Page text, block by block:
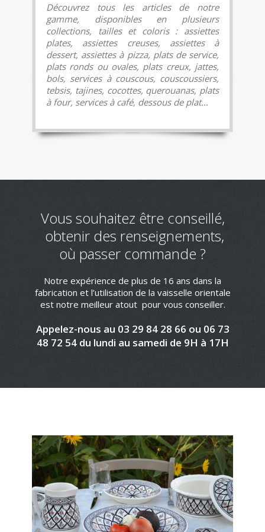
Découvrez tous les articles de notre
gamme, disponibles en plusieurs
collections, tailles et coloris : assiettes
plates, assiettes creuses, assiettes à
dessert, assiettes à pizza, plats de service,
plats ronds ou ovales, plats creux, jattes,
bols, services à couscous, couscoussiers,
tebsis, tajines, cocottes, querouanas, plats
à four, services à café, dessous de plat…
Vous souhaitez être conseillé,
obtenir des renseignements,
où passer commande ?
Notre expérience de plus de 16 ans dans la
fabrication et l’utilisation de la vaisselle orientale
est notre meilleur atout pour vous conseiller.
Appelez-nous au 03 29 84 28 66 ou 06 73
48 72 54 du lundi au samedi de 9H à 17H